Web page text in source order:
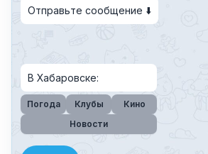
Отправьте сообщение ⬇️
В Хабаровске:️
Погода Клубы
Кино
Новости